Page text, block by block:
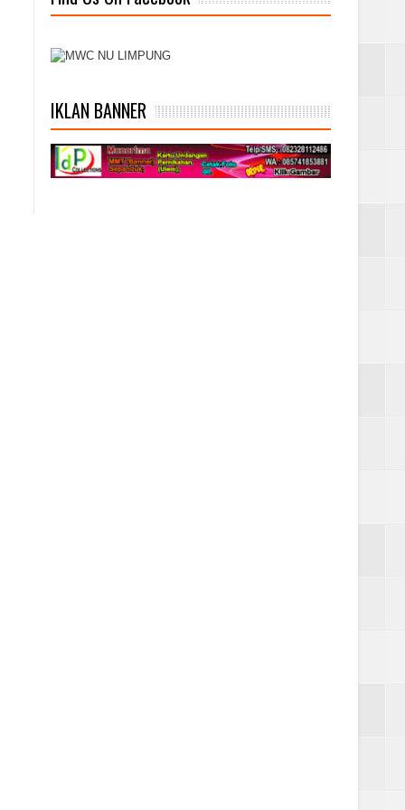
IKLAN BANNER